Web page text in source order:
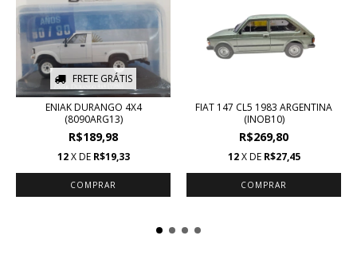
FRETE GRÁTIS
ENIAK DURANGO 4X4
(8090ARG13)
R$189,98
12 X DE R$19,33
FIAT 147 CL5 1983 ARGENTINA
(INOB10)
R$269,80
12 X DE R$27,45